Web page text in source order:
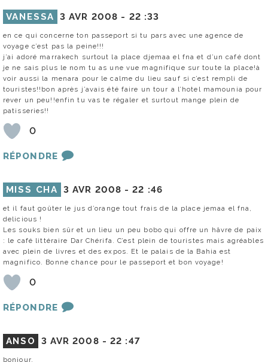
VANESSA 3 AVR 2008 - 22 :33
en ce qui concerne ton passeport si tu pars avec une agence de
voyage c’est pas la peine!!!
j’ai adoré marrakech surtout la place djemaa el fna et d’un café dont
je ne sais plus le nom tu as une vue magnifique sur toute la place!à
voir aussi la menara pour le calme du lieu sauf si c’est rempli de
touristes!!bon après j’avais été faire un tour a l’hotel mamounia pour
rever un peu!!enfin tu vas te régaler et surtout mange plein de
patisseries!!
0
RÉPONDRE
MISS CHA 3 AVR 2008 -22 :46
et il faut goûter le jus d’orange tout frais de la place jemaa el fna,
delicious !
Les souks bien sûr et un lieu un peu bobo qui offre un hâvre de paix
: le café littéraire Dar Chérifa. C’est plein de touristes mais agréables
avec plein de livres et des expos. Et le palais de la Bahia est
magnifico. Bonne chance pour le passeport et bon voyage!
0
RÉPONDRE
ANSO 3 AVR 2008 -22 :47
bonjour,